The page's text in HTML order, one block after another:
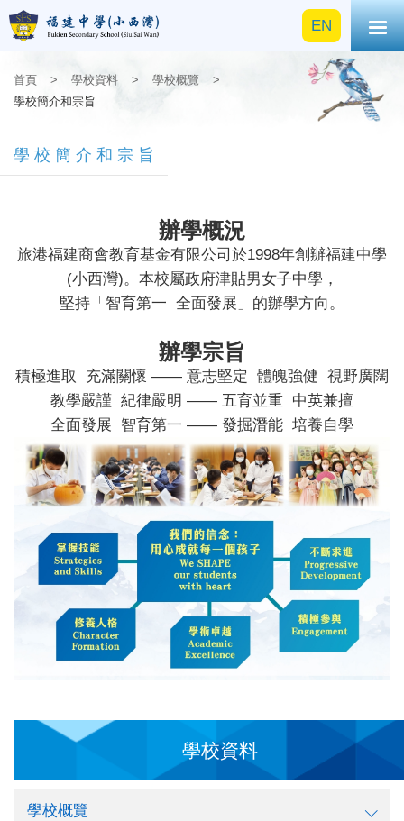
EN
首頁 > 學校資料 > 學校概覽
>
學校簡介和宗旨
學校簡介和宗旨
辦學概況
旅港福建商會教育基金有限公司於1998年創辦福建中學
(小西灣)。本校屬政府津貼男女子中學，
堅持「智育第一 全面發展」的辦學方向。
辦學宗旨
積極進取
充滿關懷 —— 意志堅定 體魄強健 視野廣闊
教學嚴謹 紀律嚴明 —— 五育並重 中英兼擅
全面發展 智育第一 —— 發掘潛能 培養自學
學校資料
學校概覽